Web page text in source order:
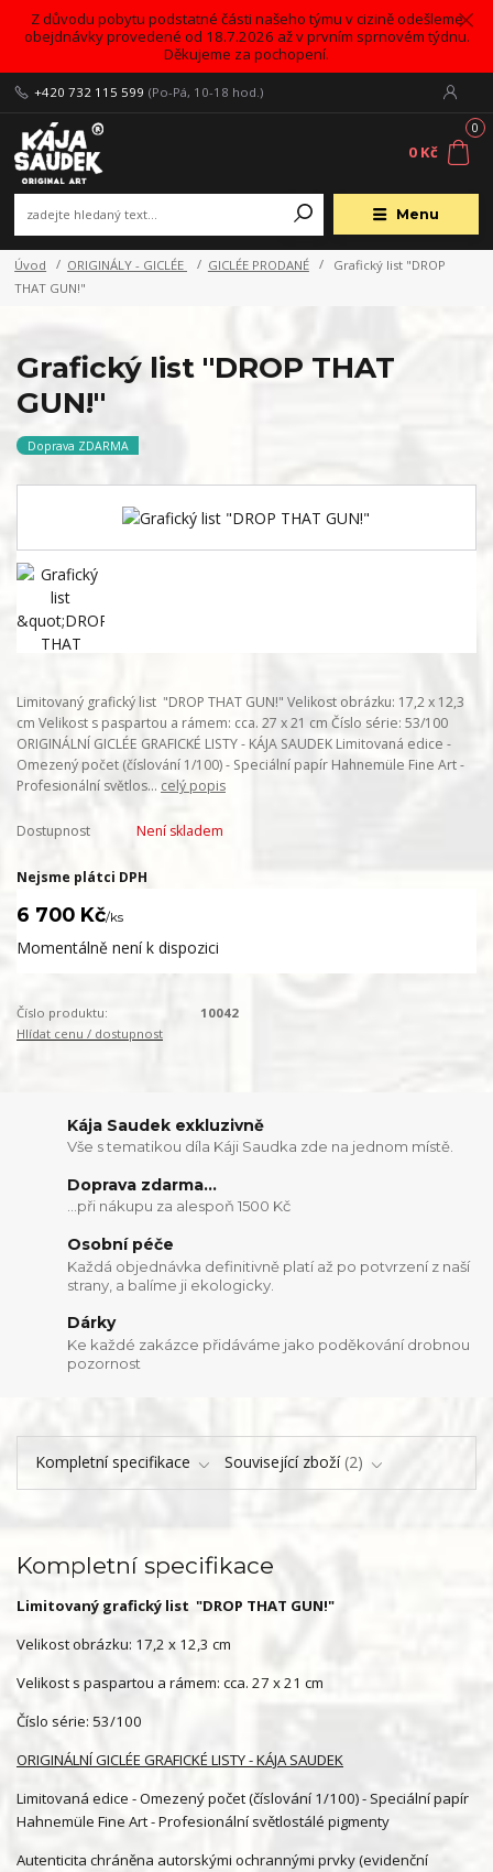
Z důvodu pobytu podstatné části našeho týmu v cizině odešleme
obejdnávky provedené od 18.7.2026 až v prvním sprnovém týdnu.
Děkujeme za pochopení.
Menu
+420 732 115 599 (Po-Pá, 10-18 hod.)
0
0 Kč
Úvod ORIGINÁLY - GICLÉE GICLÉE PRODANÉ
Grafický list "DROP
THAT GUN!"
Grafický list "DROP THAT
GUN!"
Doprava ZDARMA
Limitovaný grafický list "DROP THAT GUN!" Velikost obrázku: 17,2 x 12,3
cm Velikost s paspartou a rámem: cca. 27 x 21 cm Číslo série: 53/100
ORIGINÁLNÍ GICLÉE GRAFICKÉ LISTY - KÁJA SAUDEK Limitovaná edice -
Omezený počet (číslování 1/100) - Speciální papír Hahnemüle Fine Art -
Profesionální světlos... celý popis
Dostupnost Není skladem
Nejsme plátci DPH
6 700 Kč/ks
Momentálně není k dispozici
Číslo produktu:
10042
Hlídat cenu / dostupnost
Kája Saudek exkluzivně
Vše s tematikou díla Káji Saudka zde na jednom místě.
Doprava zdarma...
...při nákupu za alespoň 1500 Kč
Osobní péče
Každá objednávka definitivně platí až po potvrzení z naší
strany, a balíme ji ekologicky.
Dárky
Ke každé zakázce přidáváme jako poděkování drobnou
pozornost
Kompletní specifikace Související zboží 2
Kompletní specifikace
Limitovaný grafický list "DROP THAT GUN!"
Velikost obrázku: 17,2 x 12,3 cm
Velikost s paspartou a rámem: cca. 27 x 21 cm
Číslo série: 53/100
ORIGINÁLNÍ GICLÉE GRAFICKÉ LISTY - KÁJA SAUDEK
Limitovaná edice - Omezený počet (číslování 1/100) - Speciální papír
Hahnemüle Fine Art - Profesionální světlostálé pigmenty
Autenticita chráněna autorskými ochrannými prvky (evidenční